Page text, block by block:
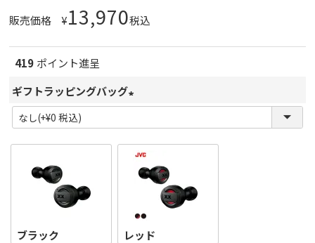
販売価格 ¥13,970税込
419 ポイント進呈
ギフトラッピングバッグ
必
須
ブラック レッド